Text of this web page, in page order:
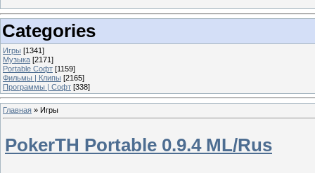
Categories
Игры [1341]
Музыка [2171]
Portable Софт [1159]
Фильмы | Клипы [2165]
Программы | Софт [338]
Главная » Игры
PokerTH Portable 0.9.4 ML/Rus